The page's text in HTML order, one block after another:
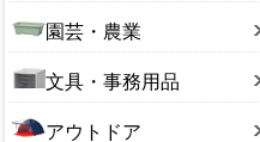
園芸・農業
文具・事務用品
アウトドア